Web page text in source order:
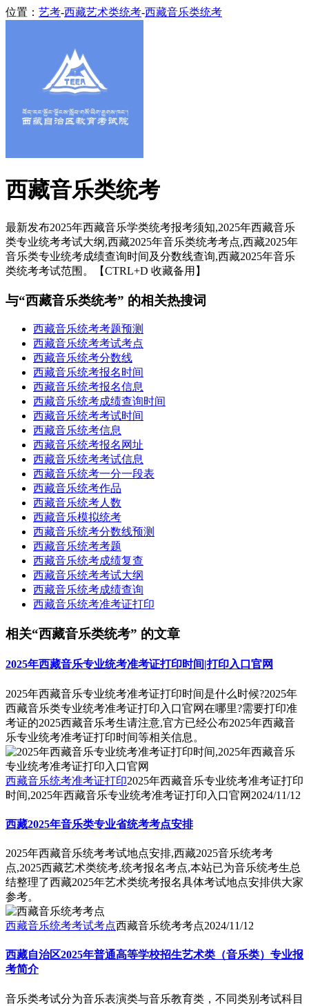
位置： 艺考-西藏艺术类统考-西藏音乐类统考
西藏音乐类统考
最新发布2025年西藏音乐学类统考报考须知,2025年西藏音乐
类专业统考考试大纲,西藏2025年音乐类统考考点,西藏2025年
音乐类专业统考成绩查询时间及分数线查询,西藏2025年音乐
类统考考试范围。【CTRL+D 收藏备用】
与“西藏音乐类统考” 的相关热搜词
西藏音乐统考考题预测
西藏音乐统考考试考点
西藏音乐统考分数线
西藏音乐统考报名时间
西藏音乐统考报名信息
西藏音乐统考成绩查询时间
西藏音乐统考考试时间
西藏音乐统考信息
西藏音乐统考报名网址
西藏音乐统考考试信息
西藏音乐统考一分一段表
西藏音乐统考作品
西藏音乐统考人数
西藏音乐模拟统考
西藏音乐统考分数线预测
西藏音乐统考考题
西藏音乐统考成绩复查
西藏音乐统考考试大纲
西藏音乐统考成绩查询
西藏音乐统考准考证打印
相关“西藏音乐类统考” 的文章
2025年西藏音乐专业统考准考证打印时间|打印入口官网
2025年西藏音乐专业统考准考证打印时间是什么时候?2025年
西藏音乐类专业统考准考证打印入口官网在哪里?需要打印准
考证的2025西藏音乐考生请注意,官方已经公布2025年西藏音
乐专业统考准考证打印时间等相关信息。
西藏音乐统考准考证打印2025年西藏音乐专业统考准考证打印
时间,2025年西藏音乐专业统考准考证打印入口官网 2024/11/12
西藏2025年音乐类专业省统考考点安排
2025年西藏音乐统考考试地点安排,西藏2025音乐统考考
点,2025西藏艺术类统考,统考报名考点,本站已为音乐统考生总
结整理了西藏2025年艺术类统考报名具体考试地点安排供大家
参考。
西藏音乐统考考试考点西藏音乐统考考点2024/11/12
西藏自治区2025年普通高等学校招生艺术类（音乐类）专业报
考简介
音乐类考试分为音乐表演类与音乐教育类，不同类别考试科目